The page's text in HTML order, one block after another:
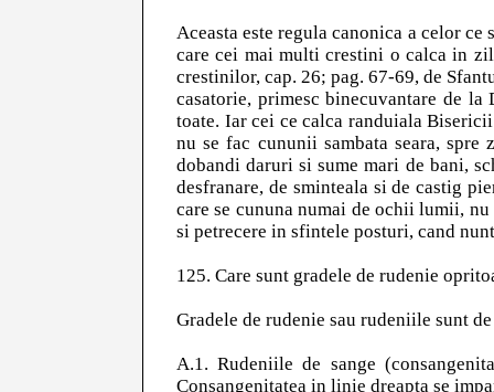
Aceasta este regula canonica a celor
care cei mai multi crestini o calca in
crestinilor, cap. 26; pag. 67-69, de
casatorie, primesc binecuvantare de
toate. Iar cei ce calca randuiala
nu se fac cununii sambata seara,
dobandi daruri si sume mari de bani,
desfranare, de sminteala si de castig
care se cununa numai de ochii lumii,
si petrecere in sfintele posturi, cand
125. Care sunt gradele de rudenie
Gradele de rudenie sau rudeniile sunt
A.1. Rudeniile de sange
Consangenitatea in linie dreapta se